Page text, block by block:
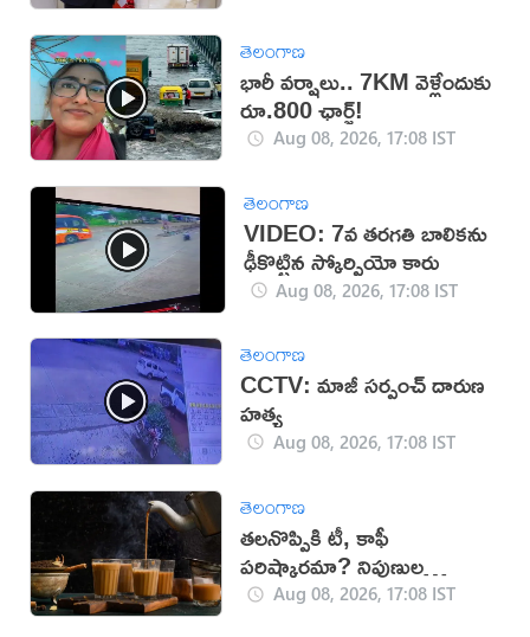
తెలంగాణ
భారీ వర్షాలు.. 7KM వెళ్లేందుకు
రూ.800 ఛార్జ్!
Aug 08, 2026, 17:08 IST
తెలంగాణ
VIDEO: 7వ తరగతి బాలికను
ఢీకొట్టిన స్కోర్పియో కారు
Aug 08, 2026, 17:08 IST
తెలంగాణ
CCTV: మాజీ సర్పంచ్ దారుణ
హత్య
Aug 08, 2026, 17:08 IST
తెలంగాణ
తలనొప్పికి టీ, కాఫీ
పరిష్కారమా? నిపుణుల
సూచనలు ఇవే!
Aug 08, 2026, 17:08 IST